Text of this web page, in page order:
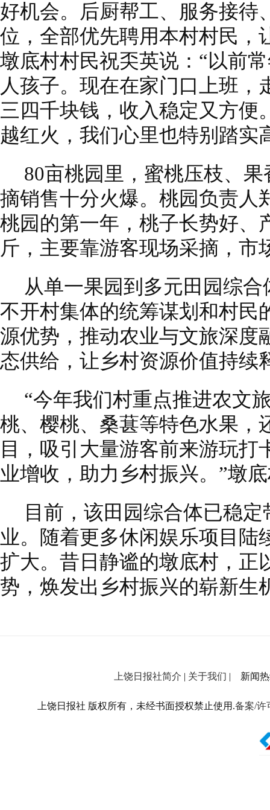
好机会。后厨帮工、服务接待
位，全部优先聘用本村村民，
墩底村村民祝奀英说：“以前
人孩子。现在在家门口上班
三四千块钱，收入稳定又方便
越红火，我们心里也特别踏实
80亩桃园里，蜜桃压枝、
摘销售十分火爆。桃园负责人
桃园的第一年，桃子长势好、
斤，主要靠游客现场采摘，市
从单一果园到多元田园综
不开村集体的统筹谋划和村民
源优势，推动农业与文旅深度
态供给，让乡村资源价值持续
“今年我们村重点推进农文
桃、樱桃、桑葚等特色水果，
目，吸引大量游客前来游玩
业增收，助力乡村振兴。”墩
目前，该田园综合体已稳
业。随着更多休闲娱乐项目陆
扩大。昔日静谧的墩底村，正
势，焕发出乡村振兴的崭新生
上饶日报社简介 | 关于我们 | 新闻热
上饶日报社 版权所有，未经书面授权禁止使用.备案/许